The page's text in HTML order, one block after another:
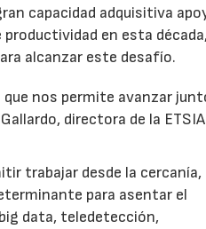
capacidad adquisitiva
en esta década,
alcanzar este desafío.
nos permite avanzar
directora de la
trabajar desde la cercanía,
para asentar el
data, teledetección,